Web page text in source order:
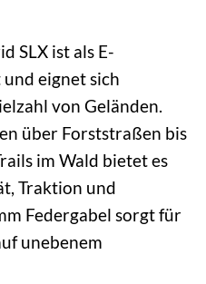
SLX ist als E-
eignet sich
von Geländen.
über Forststraßen bis
im Wald bietet es
Traktion und
Federgabel sorgt für
unebenem